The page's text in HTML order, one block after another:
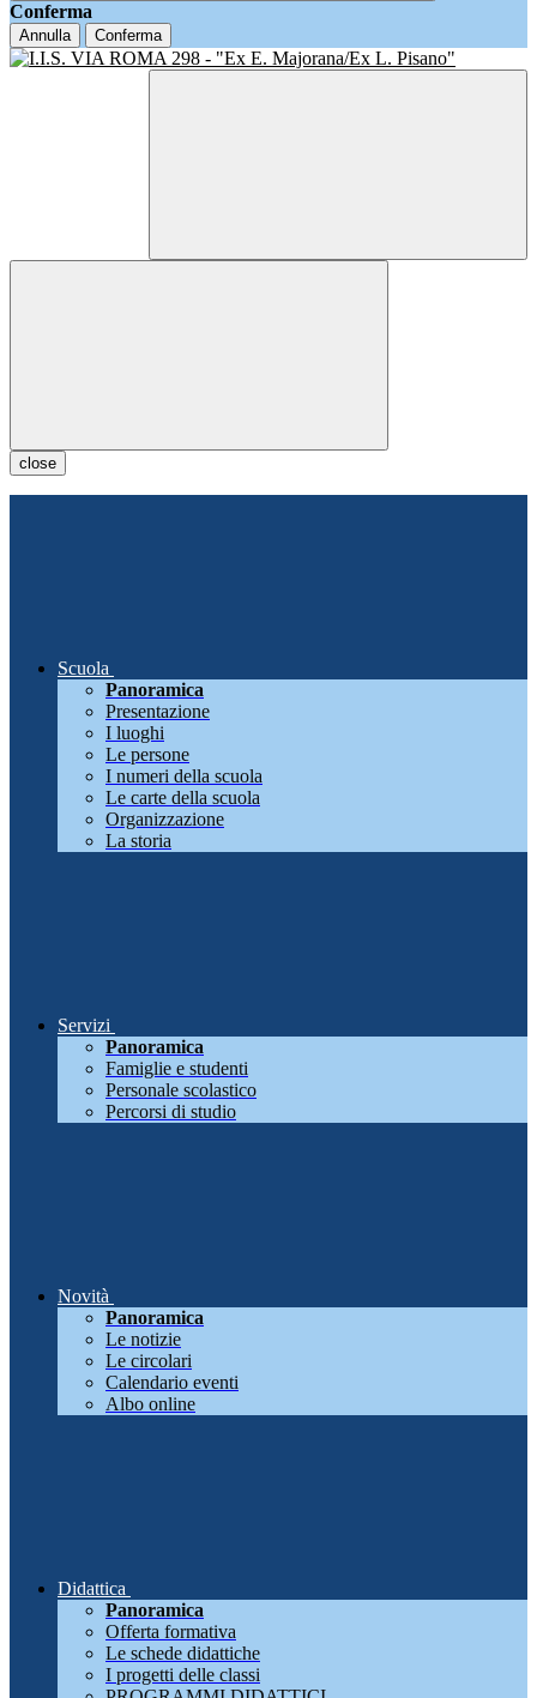
Conferma
Annulla Conferma
close
Scuola
Panoramica
Presentazione
I luoghi
Le persone
I numeri della scuola
Le carte della scuola
Organizzazione
La storia
Servizi
Panoramica
Famiglie e studenti
Personale scolastico
Percorsi di studio
Novità
Panoramica
Le notizie
Le circolari
Calendario eventi
Albo online
Didattica
Panoramica
Offerta formativa
Le schede didattiche
I progetti delle classi